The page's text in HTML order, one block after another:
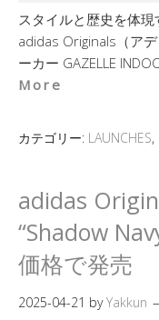
スタイルと歴史を体
adidas Originals（ア
ーカー GAZELLE
More
カテゴリー: LAUNCHES,
adidas
“Shadow
価格で発売
2025-04-21 byYakkun